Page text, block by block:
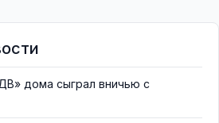
дома сыграл вничью с